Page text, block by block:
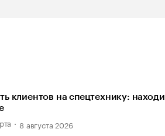
клиентов на спецтехнику:
8 августа 2026